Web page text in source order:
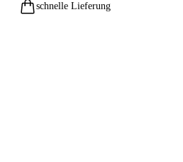
schnelle Lieferung